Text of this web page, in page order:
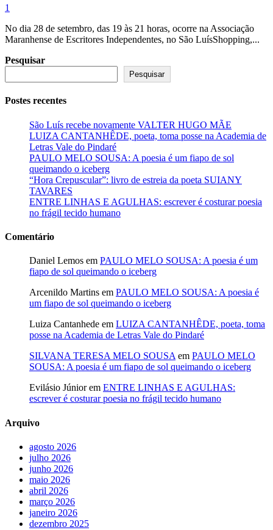
1
No dia 28 de setembro, das 19 às 21 horas, ocorre na Associação
Maranhense de Escritores Independentes, no São LuísShopping,...
Pesquisar
Pesquisar
Postes recentes
São Luís recebe novamente VALTER HUGO MÃE
LUIZA CANTANHÊDE, poeta, toma posse na Academia de
Letras Vale do Pindaré
PAULO MELO SOUSA: A poesia é um fiapo de sol
queimando o iceberg
“Hora Crepuscular”: livro de estreia da poeta SUIANY
TAVARES
ENTRE LINHAS E AGULHAS: escrever é costurar poesia
no frágil tecido humano
Comentário
Daniel Lemos em PAULO MELO SOUSA: A poesia é um
fiapo de sol queimando o iceberg
Arcenildo Martins em PAULO MELO SOUSA: A poesia é
um fiapo de sol queimando o iceberg
Luiza Cantanhede em LUIZA CANTANHÊDE, poeta, toma
posse na Academia de Letras Vale do Pindaré
SILVANA TERESA MELO SOUSA em PAULO MELO
SOUSA: A poesia é um fiapo de sol queimando o iceberg
Evilásio Júniorem ENTRE LINHAS E AGULHAS:
escrever é costurar poesia no frágil tecido humano
Arquivo
agosto 2026
julho 2026
junho 2026
maio 2026
abril 2026
março 2026
janeiro 2026
dezembro 2025